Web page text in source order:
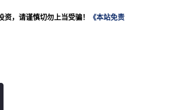
，请谨慎切勿上当受骗！
《本站免责